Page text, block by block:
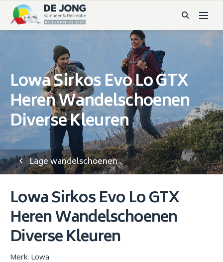
Lowa Sirkos Evo Lo GTX
Heren Wandelschoenen
Diverse Kleuren
Lage wandelschoenen
Lowa Sirkos Evo Lo GTX
Heren Wandelschoenen
Diverse Kleuren
Merk: Lowa